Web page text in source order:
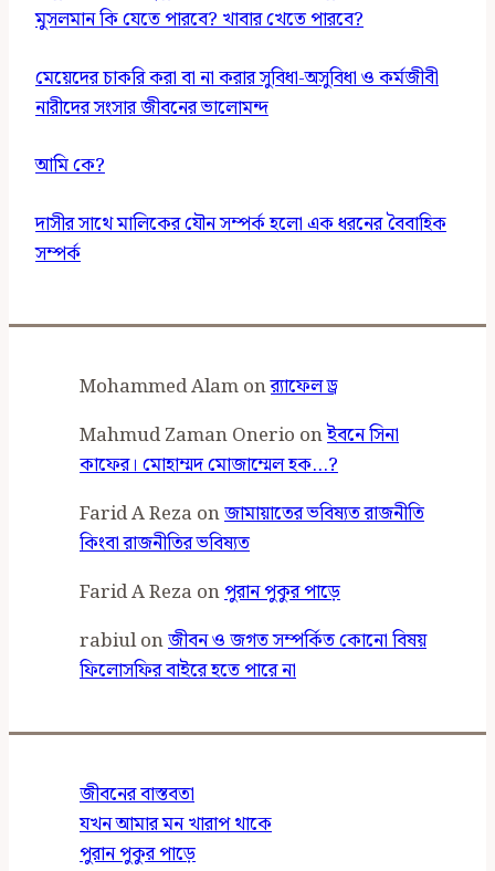
মুসলমান কি যেতে পারবে? খাবার খেতে পারবে?
মেয়েদের চাকরি করা বা না করার সুবিধা-অসুবিধা ও কর্মজীবী
নারীদের সংসার জীবনের ভালোমন্দ
আমি কে?
দাসীর সাথে মালিকের যৌন সম্পর্ক হলো এক ধরনের বৈবাহিক
সম্পর্ক
Mohammed Alamonর‍্যাফেল ড্র
Mahmud Zaman Onerio onইবনে সিনা
কাফের। মোহাম্মদ মোজাম্মেল হক…?
Farid A Reza onজামায়াতের ভবিষ্যত রাজনীতি
কিংবা রাজনীতির ভবিষ্যত
Farid A Reza onপুরান পুকুর পাড়ে
rabiulonজীবন ও জগত সম্পর্কিত কোনো বিষয়
ফিলোসফির বাইরে হতে পারে না
জীবনের বাস্তবতা
যখন আমার মন খারাপ থাকে
পুরান পুকুর পাড়ে